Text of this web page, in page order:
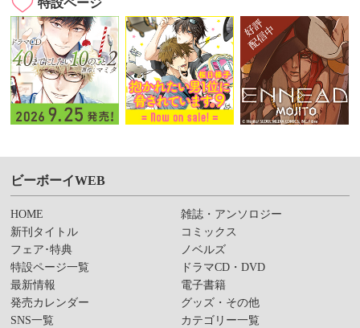
ビーボーイWEB
HOME
新刊タイトル
フェア･特典
特設ページ一覧
最新情報
発売カレンダー
SNS一覧
雑誌・アンソロジー
コミックス
ノベルズ
ドラマCD・DVD
電子書籍
グッズ・その他
カテゴリー一覧